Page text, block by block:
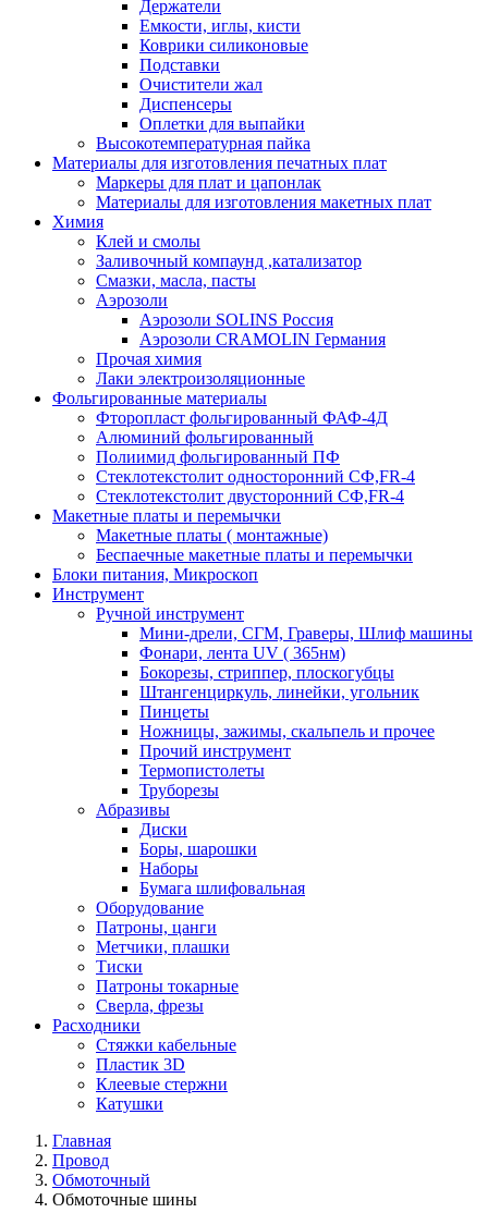
Держатели
Емкости, иглы, кисти
Коврики силиконовые
Подставки
Очистители жал
Диспенсеры
Оплетки для выпайки
Высокотемпературная пайка
Материалы для изготовления печатных плат
Маркеры для плат и цапонлак
Материалы для изготовления макетных плат
Химия
Клей и смолы
Заливочный компаунд ,катализатор
Смазки, масла, пасты
Аэрозоли
Аэрозоли SOLINS Россия
Аэрозоли CRAMOLIN Германия
Прочая химия
Лаки электроизоляционные
Фольгированные материалы
Фторопласт фольгированный ФАФ-4Д
Алюминий фольгированный
Полиимид фольгированный ПФ
Стеклотекстолит односторонний CФ,FR-4
Стеклотекстолит двусторонний СФ,FR-4
Макетные платы и перемычки
Макетные платы ( монтажные)
Беспаечные макетные платы и перемычки
Блоки питания, Микроскоп
Инструмент
Ручной инструмент
Мини-дрели, СГМ, Граверы, Шлиф машины
Фонари, лента UV ( 365нм)
Бокорезы, cтриппер, плоскогубцы
Штангенциркуль, линейки, угольник
Пинцеты
Ножницы, зажимы, скальпель и прочее
Прочий инструмент
Термопистолеты
Труборезы
Абразивы
Диски
Боры, шарошки
Наборы
Бумага шлифовальная
Оборудование
Патроны, цанги
Метчики, плашки
Тиски
Патроны токарные
Сверла, фрезы
Расходники
Стяжки кабельные
Пластик 3D
Клеевые стержни
Катушки
Главная
Провод
Обмоточный
Обмоточные шины